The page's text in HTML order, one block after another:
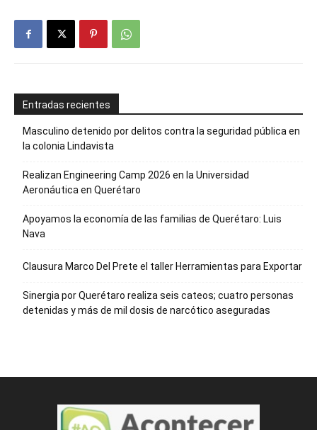
Entradas recientes
Masculino detenido por delitos contra la seguridad pública en
la colonia Lindavista
Realizan Engineering Camp 2026 en la Universidad
Aeronáutica en Querétaro
Apoyamos la economía de las familias de Querétaro: Luis
Nava
Clausura Marco Del Prete el taller Herramientas para Exportar
Sinergia por Querétaro realiza seis cateos; cuatro personas
detenidas y más de mil dosis de narcótico aseguradas